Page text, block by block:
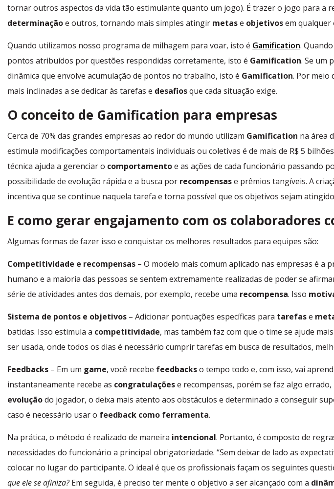
tornar outros aspectos da vida tão estimulante quanto um jogo). É trazer o jogo para a
determinaçãoe outros, tornando mais simples atingir metase objetivosem qualquer
Quando utilizamos nosso programa de milhagem para voar, isto é Gamification.
pontos atribuídos por questões respondidas corretamente, isto é Gamification. Se um
dinâmica que envolve acumulação de pontos no trabalho, isto é Gamification. Por meio
mais inclinadas a se dedicar às tarefas e desafiosque cada situação exige.
O conceito de Gamification para empresas
Cerca de 70% das grandes empresas ao redor do mundo utilizam Gamification na área
estimula modificações comportamentais individuais ou coletivas é de mais de R$ 5
técnica ajuda a gerenciar o comportamentoe as ações de cada funcionário passando
possibilidade de evolução rápida e a busca por recompensase prêmios tangíveis. A
incentiva que se continue naquela tarefa e torna possível que os objetivos sejam
E como gerar engajamento com os colaboradores
Algumas formas de fazer isso e conquistar os melhores resultados para equipes são:
Competitividade e recompensas – O modelo mais comum aplicado nas empresas é a
humano e a maioria das pessoas se sentem extremamente realizadas de poder se
série de atividades antes dos demais, por exemplo, recebe uma recompensa. Isso
Sistema de pontos e objetivos – Adicionar pontuações específicas para tarefase
batidas. Isso estimula a competitividade, mas também faz com que o time se ajude
ser usada, onde todos os dias é necessário cumprir tarefas em busca de resultados,
Feedbacks – Em um game, você recebe feedbackso tempo todo e, com isso, vai
instantaneamente recebe as congratulaçõese recompensas, porém se faz algo
evoluçãodo jogador, o deixa mais atento aos obstáculos e determinado a conseguir
caso é necessário usar o feedback como ferramenta.
Na prática, o método é realizado de maneira intencional. Portanto, é composto de
necessidades do funcionário a principal obrigatoriedade. “Sem deixar de lado as
colocar no lugar do participante. O ideal é que os profissionais façam os seguintes
que ele se afiniza?Em seguida, é preciso ter mente o objetivo a ser alcançado com a